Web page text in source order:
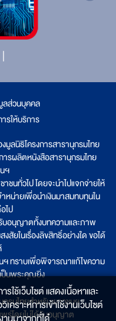
ลส่วนบุคคล
รให้บริการ
มูลนิธิโครงการสารานุกรมไทย
ารผลิตหนังสือสารานุกรมไทย
ฯ
าชนทั่วไป โดยจะนำไปแจกจ่ายให้
หน่ายเพื่อนำเงินมาสมทบทุนใน
ไป
บอนุญาตทั้งบทความและภาพ
สัยในเรื่องลิขสิทธิ์อย่างใด ขอได้
ฯ ทราบเพื่อพิจารณาแก้ไขความ
ป็นพระคุณยิ่ง
รมไทยสำหรับเยาวชนฯ
ร่โดยไม่ได้รับอนุญาต
ใช้เว็บไซต์ แสดงเนื้อหาและ
ราะห์การเข้าใช้งานเว็บไซต์